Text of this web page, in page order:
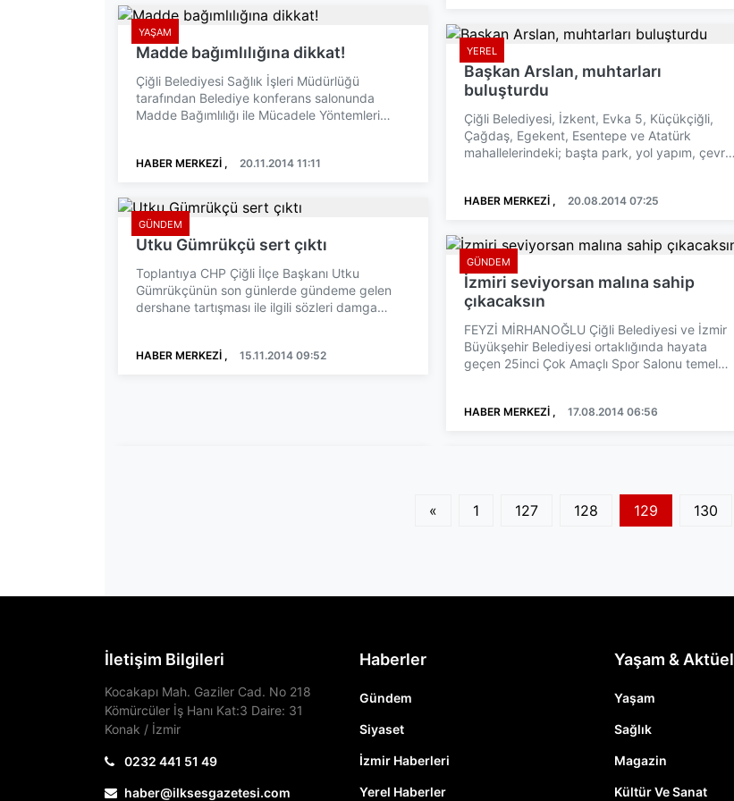
YAŞAM
Madde bağımlılığına dikkat!
Çiğli Belediyesi Sağlık İşleri Müdürlüğü
tarafından Belediye konferans salonunda
Madde Bağımlılığı ile Mücadele Yöntemleri
HABER MERKEZİ , 20.11.2014 11:11
GÜNDEM
Utku Gümrükçü sert çıktı
Toplantıya CHP Çiğli İlçe Başkanı Utku
Gümrükçünün son günlerde gündeme gelen
dershane tartışması ile ilgili sözleri damga
HABER MERKEZİ , 15.11.2014 09:52
YEREL
Başkan Arslan, muhtarları
buluşturdu
Çiğli Belediyesi, İzkent, Evka 5, Küçükçiğli,
Çağdaş, Egekent, Esentepe ve Atatürk
mahallelerindeki; başta park, yol yapım, çevre
HABER MERKEZİ , 20.08.2014 07:25
GÜNDEM
İzmiri seviyorsan malına sahip
çıkacaksın
FEYZİ MİRHANOĞLU Çiğli Belediyesi ve İzmir
Büyükşehir Belediyesi ortaklığında hayata
geçen 25inci Çok Amaçlı Spor Salonu temel
HABER MERKEZİ , 17.08.2014 06:56
« 1 127 128 129 130
İletişim Bilgileri
Kocakapı Mah. Gaziler Cad. No 218
Kömürcüler İş Hanı Kat:3 Daire: 31
Konak / İzmir
0232 441 51 49
haber@ilksesgazetesi.com
Haberler
Gündem
Siyaset
İzmir Haberleri
Yerel Haberler
Yaşam & Aktüel
Yaşam
Sağlık
Magazin
Kültür Ve Sanat